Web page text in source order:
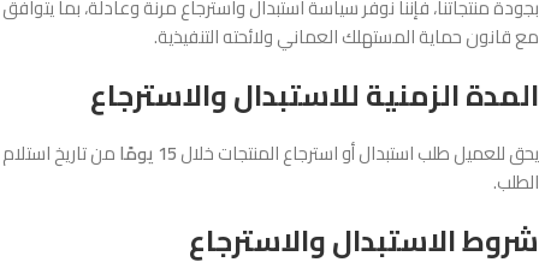
بجودة منتجاتنا، فإننا نوفر سياسة استبدال واسترجاع مرنة وعادلة، بما يتوافق
مع قانون حماية المستهلك العماني ولائحته التنفيذية.
المدة الزمنية للاستبدال والاسترجاع
يحق للعميل طلب استبدال أو استرجاع المنتجات خلال15 يومًا
من تاريخ استلام
الطلب.
شروط الاستبدال والاسترجاع